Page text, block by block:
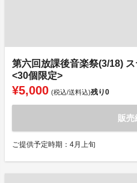
第六回放課後音楽祭(3/18)
<30個限定>
¥5,000 (税込/送料込)残り0
販売
ご提供予定時期：4月上旬